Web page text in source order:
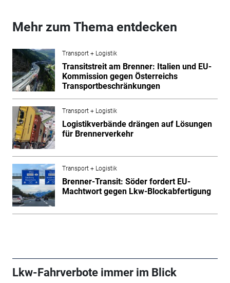
Mehr zum Thema entdecken
Transport + Logistik
Transitstreit am Brenner: Italien und EU-
Kommission gegen Österreichs
Transportbeschränkungen
Transport + Logistik
Logistikverbände drängen auf Lösungen
für Brennerverkehr
Transport + Logistik
Brenner-Transit: Söder fordert EU-
Machtwort gegen Lkw-Blockabfertigung
Lkw-Fahrverbote immer im Blick